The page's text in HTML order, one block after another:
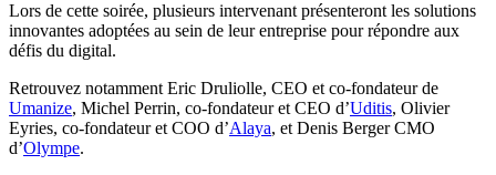
Lors de cette soirée, plusieurs intervenant présenteront les solutions
innovantes adoptées au sein de leur entreprise pour répondre aux
défis du digital.
Retrouvez notamment Eric Druliolle, CEO et co-fondateur de
Umanize, Michel Perrin, co-fondateur et CEO d’Uditis, Olivier
Eyries, co-fondateur et COO d’Alaya, et Denis Berger CMO
d’Olympe.